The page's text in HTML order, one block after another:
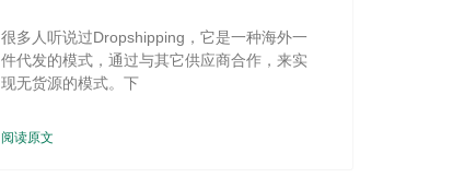
很多人听说过Dropshipping，它是一种海外一
件代发的模式，通过与其它供应商合作，来实
现无货源的模式。下
阅读原文